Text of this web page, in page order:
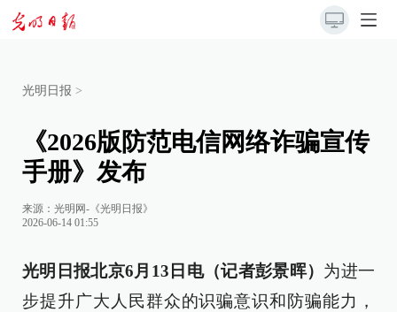
光明日报 >
《2026版防范电信网络诈骗宣传
手册》发布
来源： 光明网-《光明日报》
2026-06-14 01:55
光明日报北京6月13日电（记者彭景晖） 为进一
步提升广大人民群众的识骗意识和防骗能力，